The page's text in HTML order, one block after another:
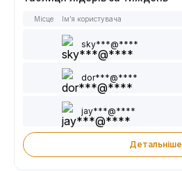
Місце Ім’я користувача
sky***@****
dor***@****
jay***@****
Детальніше